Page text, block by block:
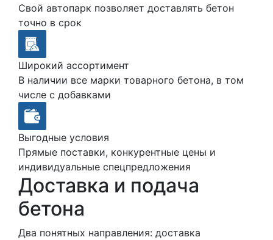
Свой автопарк позволяет доставлять бетон
точно в срок
Широкий ассортимент
В наличии все марки товарного бетона, в том
числе с добавками
Выгодные условия
Прямые поставки, конкурентные цены и
индивидуальные спецпредложения
Доставка и подача
бетона
Два понятных направления: доставка